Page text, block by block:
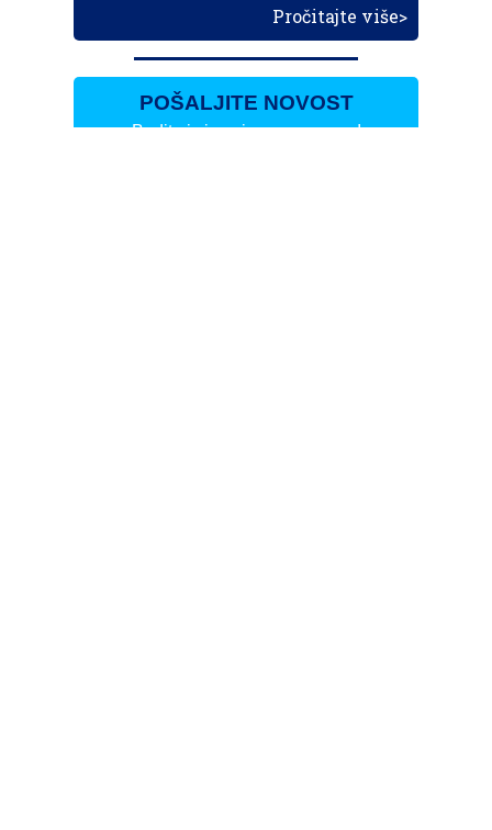
Pročitajte više>
POŠALJITE NOVOST
Budite i vi novinarzamaaero!